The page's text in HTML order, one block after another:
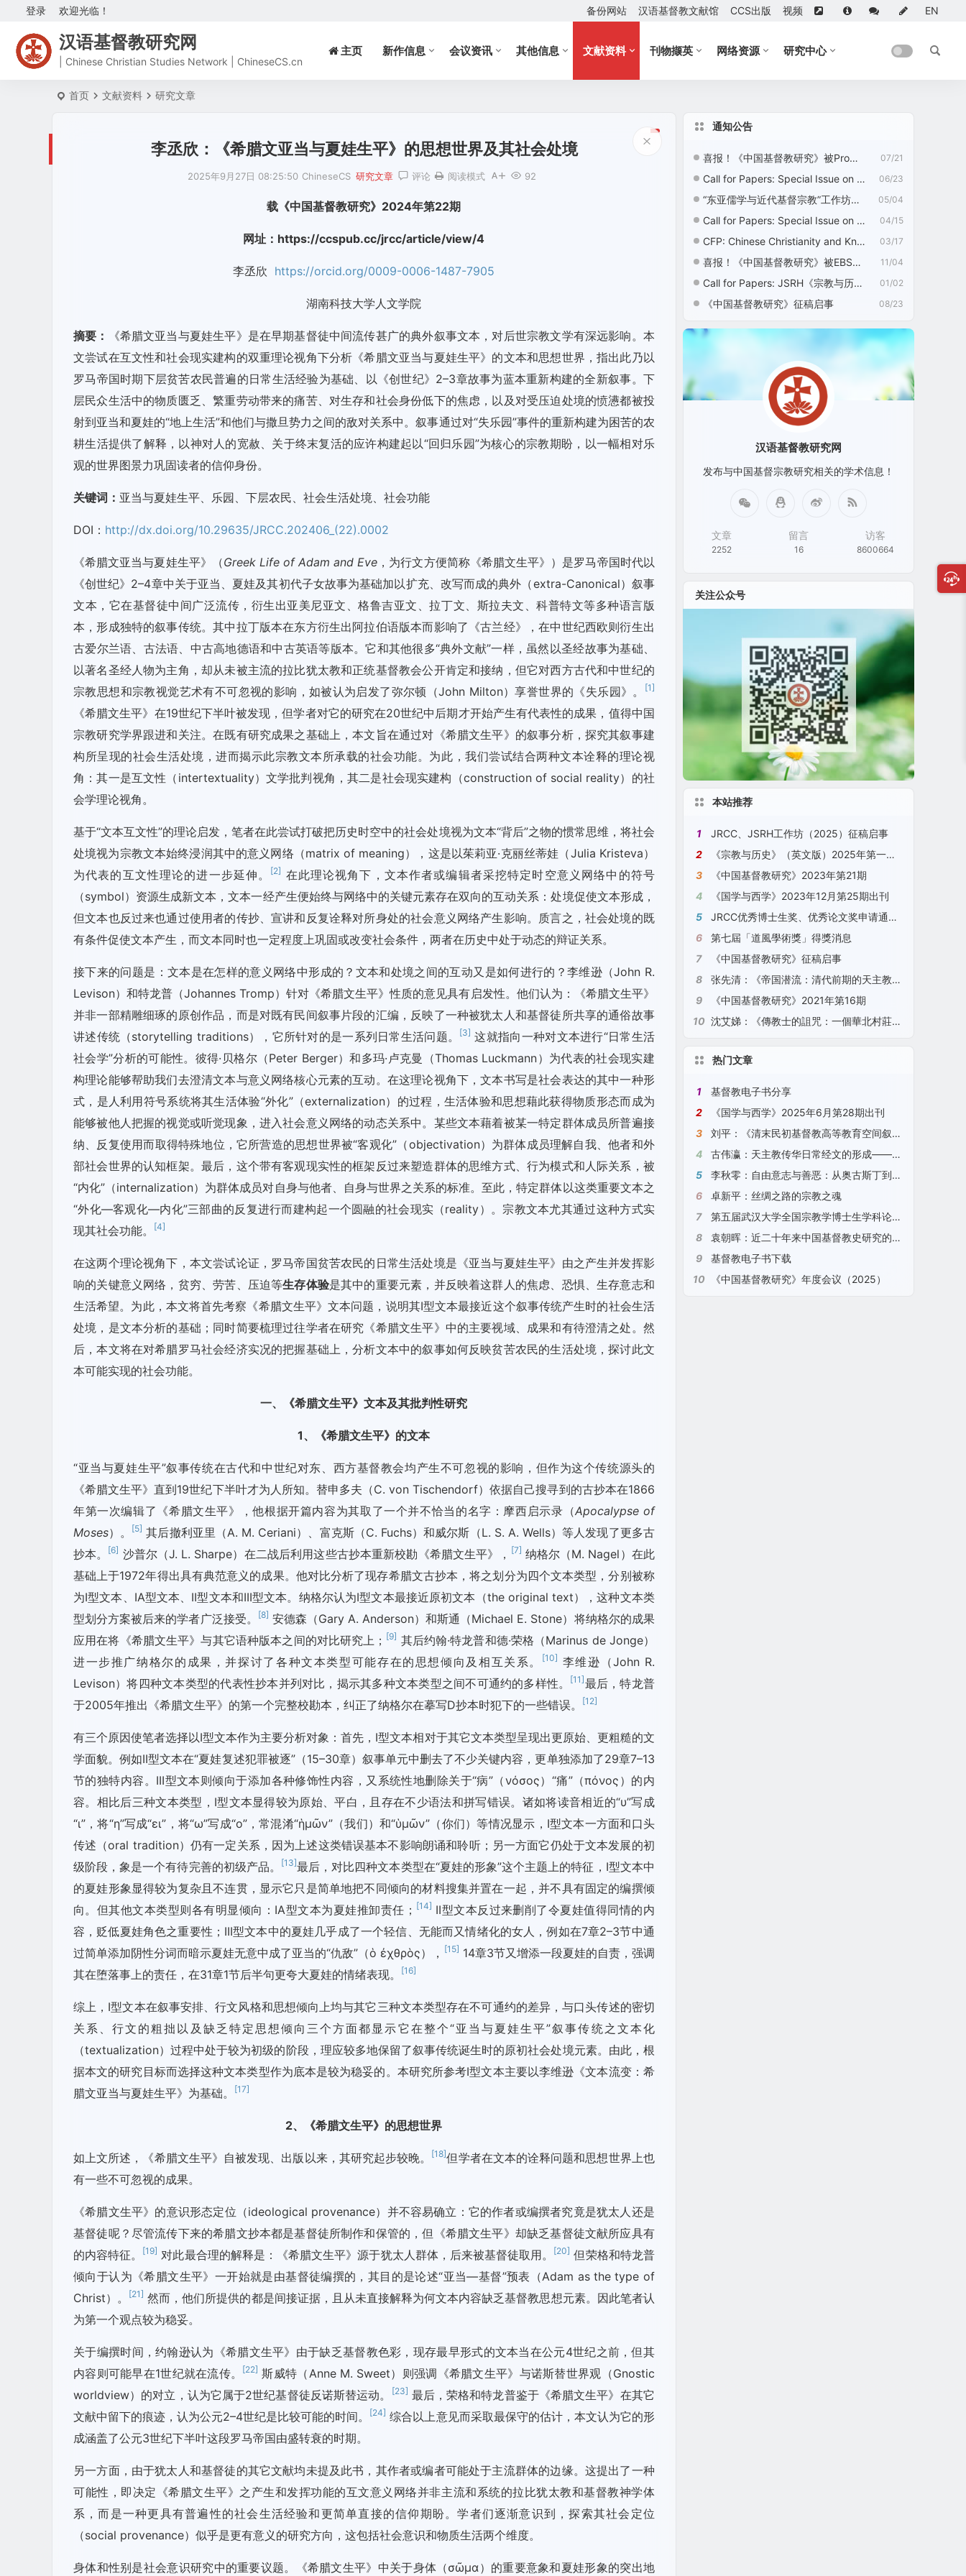
欢迎光临！
登录 备份网站 汉语基督教文献馆 CCS出版 视频 EN
汉语基督教研究网
| Chinese Christian Studies Network | ChineseCS.cn
主页 新作信息 会议资讯 其他信息 文献资料 刊物撷英 网络资源 研究中心
首页 文献资料 研究文章
李丞欣：《希腊文亚当与夏娃生平》的思想世界及其社会处境
2025年9月27日 08:25:50 ChineseCS 研究文章 评论 92
阅读模式
载《中国基督教研究》2024年第22期
网址：https://ccspub.cc/jrcc/article/view/4
李丞欣 https://orcid.org/0009-0006-1487-7905
湖南科技大学人文学院
摘要：
《希腊文亚当与夏娃生平》是在早期基督徒中间流传甚广的典外叙事文本，对后世宗教文学有深远影响。本
文尝试在互文性和社会现实建构的双重理论视角下分析《希腊文亚当与夏娃生平》的文本和思想世界，指出此乃以
罗马帝国时期下层贫苦农民普遍的日常生活经验为基础、以《创世纪》2–3章故事为蓝本重新构建的全新叙事。下
层民众生活中的物质匮乏、繁重劳动带来的痛苦、对生存和社会身份低下的焦虑，以及对受压迫处境的愤懑都被投
射到亚当和夏娃的“地上生活”和他们与撒旦势力之间的敌对关系中。叙事通过对“失乐园”事件的重新构建为困苦的农
耕生活提供了解释，以神对人的宽赦、关于终末复活的应许构建起以“回归乐园”为核心的宗教期盼，以一幅相对乐
观的世界图景力巩固读者的信仰身份。
关键词： 亚当与夏娃生平、乐园、下层农民、社会生活处境、社会功能
DOI： http://dx.doi.org/10.29635/JRCC.202406_(22).0002
《希腊文亚当与夏娃生平》（Greek Life of Adam and Eve ，为行文方便简称《希腊文生平》）是罗马帝国时代以
《创世纪》2–4章中关于亚当、夏娃及其初代子女故事为基础加以扩充、改写而成的典外（extra-Canonical）叙事
文本，它在基督徒中间广泛流传，衍生出亚美尼亚文、格鲁吉亚文、拉丁文、斯拉夫文、科普特文等多种语言版
本，形成独特的叙事传统。其中拉丁版本在东方衍生出阿拉伯语版本而影响了《古兰经》，在中世纪西欧则衍生出
古爱尔兰语、古法语、中古高地德语和中古英语等版本。它和其他很多“典外文献”一样，虽然以圣经故事为基础、
以著名圣经人物为主角，却从未被主流的拉比犹太教和正统基督教会公开肯定和接纳，但它对西方古代和中世纪的
宗教思想和宗教视觉艺术有不可忽视的影响，如被认为启发了弥尔顿（John Milton）享誉世界的《失乐园》。
[1]
《希腊文生平》在19世纪下半叶被发现，但学者对它的研究在20世纪中后期才开始产生有代表性的成果，值得中国
宗教研究学界跟进和关注。在既有研究成果之基础上，本文旨在通过对《希腊文生平》的叙事分析，探究其叙事建
构所呈现的社会生活处境，进而揭示此宗教文本所承载的社会功能。为此，我们尝试结合两种文本诠释的理论视
角：其一是互文性（intertextuality）文学批判视角，其二是社会现实建构（construction of social reality）的社
会学理论视角。
基于“文本互文性”的理论启发，笔者在此尝试打破把历史时空中的社会处境视为文本“背后”之物的惯常思维，将社会
处境视为宗教文本始终浸润其中的意义网络（matrix of meaning），这是以茱莉亚·克丽丝蒂娃（Julia Kristeva）
为代表的互文性理论的进一步延伸。
[2] 在此理论视角下，文本作者或编辑者采挖特定时空意义网络中的符号
（symbol）资源生成新文本，文本一经产生便始终与网络中的关键元素存在双向的互动关系：处境促使文本形成，
但文本也反过来也通过使用者的传抄、宣讲和反复诠释对所身处的社会意义网络产生影响。质言之，社会处境的既
有条件促使文本产生，而文本同时也一定程度上巩固或改变社会条件，两者在历史中处于动态的辩证关系。
接下来的问题是：文本是在怎样的意义网络中形成的？文本和处境之间的互动又是如何进行的？李维逊（John R.
Levison）和特龙普（Johannes Tromp）针对《希腊文生平》性质的意见具有启发性。他们认为：《希腊文生平》
并非一部精雕细琢的原创作品，而是对既有民间叙事片段的汇编，反映了一种被犹太人和基督徒所共享的通俗故事
讲述传统（storytelling traditions），它所针对的是一系列日常生活问题。
[3] 这就指向一种对文本进行“日常生活
社会学”分析的可能性。彼得·贝格尔（Peter Berger）和多玛·卢克曼（Thomas Luckmann）为代表的社会现实建
构理论能够帮助我们去澄清文本与意义网络核心元素的互动。在这理论视角下，文本书写是社会表达的其中一种形
式，是人利用符号系统将其生活体验“外化”（externalization）的过程，生活体验和思想藉此获得物质形态而成为
能够被他人把握的视觉或听觉现象，进入社会意义网络的动态关系中。某些文本藉着被某一特定群体成员所普遍接
纳、反复使用而取得特殊地位，它所营造的思想世界被“客观化”（objectivation）为群体成员理解自我、他者和外
部社会世界的认知框架。最后，这个带有客观现实性的框架反过来塑造群体的思维方式、行为模式和人际关系，被
“内化”（internalization）为群体成员对自身与他者、自身与世界之关系的标准。至此，特定群体以这类重要文本之
“外化—客观化—内化”三部曲的反复进行而建构起一个圆融的社会现实（reality）。宗教文本尤其通过这种方式实
现其社会功能。
[4]
在这两个理论视角下，本文尝试论证，罗马帝国贫苦农民的日常生活处境是《亚当与夏娃生平》由之产生并发挥影
响的关键意义网络，贫穷、劳苦、压迫等生存体验是其中的重要元素，并反映着这群人的焦虑、恐惧、生存意志和
生活希望。为此，本文将首先考察《希腊文生平》文本问题，说明其I型文本最接近这个叙事传统产生时的社会生活
处境，是文本分析的基础；同时简要梳理过往学者在研究《希腊文生平》中的主要视域、成果和有待澄清之处。然
后，本文将在对希腊罗马社会经济实况的把握基础上，分析文本中的叙事如何反映贫苦农民的生活处境，探讨此文
本可能实现的社会功能。
一、《希腊文生平》文本及其批判性研究
1、《希腊文生平》的文本
“亚当与夏娃生平”叙事传统在古代和中世纪对东、西方基督教会均产生不可忽视的影响，但作为这个传统源头的
《希腊文生平》直到19世纪下半叶才为人所知。替申多夫（C. von Tischendorf）依据自己搜寻到的古抄本在1866
年第一次编辑了《希腊文生平》，他根据开篇内容为其取了一个并不恰当的名字：摩西启示录（Apocalypse of
Moses）。 [5] 其后撤利亚里（A. M. Ceriani）、富克斯（C. Fuchs）和威尔斯（L. S. A. Wells）等人发现了更多古
抄本。
[6] 沙普尔（J. L. Sharpe）在二战后利用这些古抄本重新校勘《希腊文生平》， [7] 纳格尔（M. Nagel）在此
基础上于1972年得出具有典范意义的成果。他对比分析了现存希腊文古抄本，将之划分为四个文本类型，分别被称
为I型文本、IA型文本、II型文本和III型文本。纳格尔认为I型文本最接近原初文本（the original text），这种文本类
型划分方案被后来的学者广泛接受。
[8] 安德森（Gary A. Anderson）和斯通（Michael E. Stone）将纳格尔的成果
应用在将《希腊文生平》与其它语种版本之间的对比研究上； [9] 其后约翰·特龙普和德·荣格（Marinus de Jonge）
进一步推广纳格尔的成果，并探讨了各种文本类型可能存在的思想倾向及相互关系。
[10] 李维逊（John R.
Levison）将四种文本类型的代表性抄本并列对比，揭示其多种文本类型之间不可通约的多样性。
[11]最后，特龙普
于2005年推出《希腊文生平》的第一个完整校勘本，纠正了纳格尔在摹写D抄本时犯下的一些错误。
[12]
有三个原因使笔者选择以I型文本作为主要分析对象：首先，I型文本相对于其它文本类型呈现出更原始、更粗糙的文
学面貌。例如II型文本在“夏娃复述犯罪被逐”（15–30章）叙事单元中删去了不少关键内容，更单独添加了29章7–13
节的独特内容。III型文本则倾向于添加各种修饰性内容，又系统性地删除关于“病”（νόσος）“痛”（πόνος）的内
容。相比后三种文本类型，I型文本显得较为原始、平白，且存在不少语法和拼写错误。诸如将读音相近的“υ”写成
“ι”，将“η”写成“ει”，将“ω”写成“ο”，常混淆“ἡμῶν”（我们）和“ὑμῶν”（你们）等情况显示，I型文本一方面和口头
传述（oral tradition）仍有一定关系，因为上述这类错误基本不影响朗诵和聆听；另一方面它仍处于文本发展的初
级阶段，象是一个有待完善的初级产品。
[13]最后，对比四种文本类型在“夏娃的形象”这个主题上的特征，I型文本中
的夏娃形象显得较为复杂且不连贯，显示它只是简单地把不同倾向的材料搜集并置在一起，并不具有固定的编撰倾
向。但其他文本类型则各有明显倾向：IA型文本为夏娃推卸责任； [14] II型文本反过来删削了令夏娃值得同情的内
容，贬低夏娃角色之重要性；III型文本中的夏娃几乎成了一个轻信、无能而又情绪化的女人，例如在7章2–3节中通
过简单添加阴性分词而暗示夏娃无意中成了亚当的“仇敌”（ὁ ἐχθρὸς），
[15] 14章3节又增添一段夏娃的自责，强调
其在堕落事上的责任，在31章1节后半句更夸大夏娃的情绪表现。
[16]
综上，I型文本在叙事安排、行文风格和思想倾向上均与其它三种文本类型存在不可通约的差异，与口头传述的密切
关系、行文的粗拙以及缺乏特定思想倾向三个方面都显示它在整个“亚当与夏娃生平”叙事传统之文本化
（textualization）过程中处于较为初级的阶段，理应较多地保留了叙事传统诞生时的原初社会处境元素。由此，根
据本文的研究目标而选择这种文本类型作为底本是较为稳妥的。本研究所参考I型文本主要以李维逊《文本流变：希
腊文亚当与夏娃生平》为基础。
[17]
2、《希腊文生平》的思想世界
如上文所述，《希腊文生平》自被发现、出版以来，其研究起步较晚。 [18]但学者在文本的诠释问题和思想世界上也
有一些不可忽视的成果。
《希腊文生平》的意识形态定位（ideological provenance）并不容易确立：它的作者或编撰者究竟是犹太人还是
基督徒呢？尽管流传下来的希腊文抄本都是基督徒所制作和保管的，但《希腊文生平》却缺乏基督徒文献所应具有
的内容特征。
[19] 对此最合理的解释是：《希腊文生平》源于犹太人群体，后来被基督徒取用。 [20] 但荣格和特龙普
倾向于认为《希腊文生平》一开始就是由基督徒编撰的，其目的是论述“亚当—基督”预表（Adam as the type of
Christ）。
[21] 然而，他们所提供的都是间接证据，且从未直接解释为何文本内容缺乏基督教思想元素。因此笔者认
为第一个观点较为稳妥。
关于编撰时间，约翰逊认为《希腊文生平》由于缺乏基督教色彩，现存最早形式的文本当在公元4世纪之前，但其
内容则可能早在1世纪就在流传。
[22] 斯威特（Anne M. Sweet）则强调《希腊文生平》与诺斯替世界观（Gnostic
worldview）的对立，认为它属于2世纪基督徒反诺斯替运动。
[23] 最后，荣格和特龙普鉴于《希腊文生平》在其它
文献中留下的痕迹，认为公元2–4世纪是比较可能的时间。
[24] 综合以上意见而采取最保守的估计，本文认为它的形
成涵盖了公元3世纪下半叶这段罗马帝国由盛转衰的时期。
另一方面，由于犹太人和基督徒的其它文献均未提及此书，其作者或编者可能处于主流群体的边缘。这提出了一种
可能性，即决定《希腊文生平》之产生和发挥功能的互文意义网络并非主流和系统的拉比犹太教和基督教神学体
系，而是一种更具有普遍性的社会生活经验和更简单直接的信仰期盼。学者们逐渐意识到，探索其社会定位
（social provenance）似乎是更有意义的研究方向，这包括社会意识和物质生活两个维度。
身体和性别是社会意识研究中的重要议题。《希腊文生平》中关于身体（σῶμα）的重要意象和夏娃形象的突出地
通知公告
07/21
喜报！《中国基督教研究》被ProQuest收录
06/23
Call for Papers: Special Issue on “Nation Building, Nationalism, and Chinese Religions”
05/04
“东亚儒学与近代基督宗教”工作坊征稿启事
04/15
Call for Papers: Special Issue on “Ecotheology: Chinese Christian Perspectives”
03/17
CFP: Chinese Christianity and Knowledge Development—2nd Edition
11/04
喜报！《中国基督教研究》被EBSCO收录
01/02
Call for Papers: JSRH《宗教与历史》征稿启事
08/23
《中国基督教研究》征稿启事
汉语基督教研究网
发布与中国基督宗教研究相关的学术信息！
文章
2252
留言
16
访客
8600664
关注公众号
本站推荐
1
JRCC、JSRH工作坊（2025）征稿启事
2
《宗教与历史》（英文版）2025年第一期 No. 1, 2025, JSRH
3
《中国基督教研究》2023年第21期
4
《国学与西学》2023年12月第25期出刊
5
JRCC优秀博士生奖、优秀论文奖申请通知（2023）[2023年11月18日更新]
6
第七屆「道風學術獎」得獎消息
7
《中国基督教研究》征稿启事
8
张先清：《帝国潜流：清代前期的天主教、底层秩序与生活世界》（2021）
9
《中国基督教研究》2021年第16期
10 沈艾娣：《傳教士的詛咒：一個華北村莊的全球史》（2021）
热门文章
1
基督教电子书分享
2
《国学与西学》2025年6月第28期出刊
3
刘平：《清末民初基督教高等教育空间叙事研究》（2025）
4
古伟瀛：天主教传华日常经文的形成——以“圣号经”、“天主经”、“圣母经”为例（2024）
5
李秋零：自由意志与善恶：从奥古斯丁到康德
6
卓新平：丝绸之路的宗教之魂
7
第五届武汉大学全国宗教学博士生学科论坛征文通知
8
袁朝晖：近二十年来中国基督教史研究的观察与探索（2024）
9
基督教电子书下载
10
《中国基督教研究》年度会议（2025）